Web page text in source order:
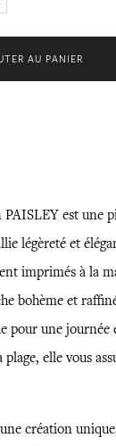
AU PANIER
est une
légèreté et
imprimés à la
bohème et
pour une journée
plage, elle vous
création